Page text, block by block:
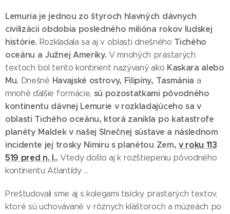
Lemuria je jednou zo štyroch hlavných dávnych
civilizácii obdobia posledného milióna rokov ľudskej
histórie. Rozkladala sa aj v oblasti dnešného Tichého
oceánu a Južnej Ameriky. V mnohých prastarých
textoch bol tento kontinent nazývaný ako Kaskara alebo
Mu. Dnešné Havajské ostrovy, Filipíny, Tasmánia a
mnohé ďalšie formácie, sú pozostatkami pôvodného
kontinentu dávnej Lemurie v rozkladajúceho sa v
oblasti Tichého oceánu, ktorá zanikla po katastrofe
planéty Maldek v našej Slnečnej sústave a následnom
incidente jej trosky Nimiru s planétou Zem, v roku 113
519 pred n. l.. Vtedy došlo aj k rozštiepeniu pôvodného
kontinentu Atlantídy ...
Preštudovali sme aj s kolegami tisícky prastarých textov,
ktoré sú uchovávané v rôznych kláštoroch a múzeách po